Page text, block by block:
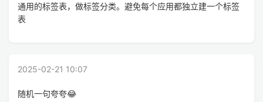
通用的标签表，做标签分类。避免每个应用都独立建一个标签
表
2025-02-21 10:07
随机一句夸夸😂